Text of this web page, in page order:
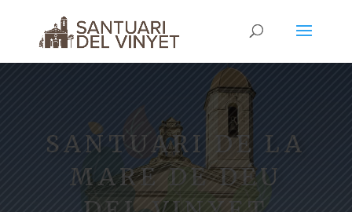
SANTUARI DE LA
MARE DE DÉU